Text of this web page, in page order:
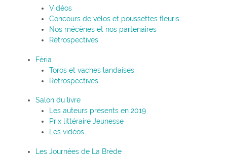
Vidéos
Concours de vélos et poussettes fleuris
Nos mécènes et nos partenaires
Rétrospectives
Féria
Toros et vaches landaises
Rétrospectives
Salon du livre
Les auteurs présents en 2019
Prix littéraire Jeunesse
Les vidéos
Les Journées de La Brède